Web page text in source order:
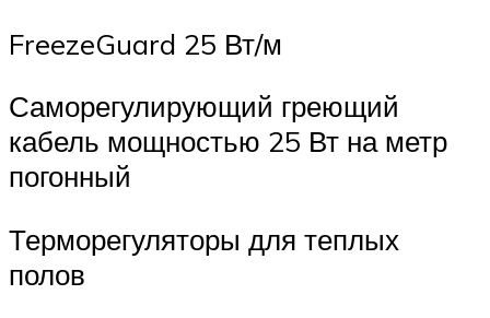
FreezeGuard 25 Вт/м
Саморегулирующий греющий
кабель мощностью 25 Вт на метр
погонный
Терморегуляторы для теплых
полов